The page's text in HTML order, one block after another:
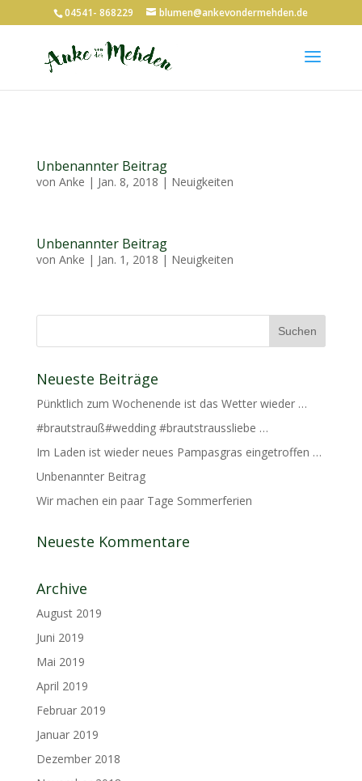
04541- 868229 blumen@ankevondermehden.de
Unbenannter Beitrag
von Anke | Jan. 8, 2018 | Neuigkeiten
Unbenannter Beitrag
von Anke | Jan. 1, 2018 | Neuigkeiten
Neueste Beiträge
Pünktlich zum Wochenende ist das Wetter wieder …
#brautstrauß#wedding #brautstraussliebe …
Im Laden ist wieder neues Pampasgras eingetroffen …
Unbenannter Beitrag
Wir machen ein paar Tage Sommerferien
Neueste Kommentare
Archive
August 2019
Juni 2019
Mai 2019
April 2019
Februar 2019
Januar 2019
Dezember 2018